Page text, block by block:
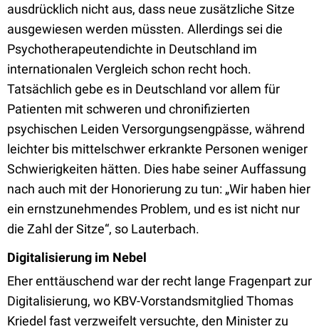
ausdrücklich nicht aus, dass neue zusätzliche Sitze
ausgewiesen werden müssten. Allerdings sei die
Psychotherapeutendichte in Deutschland im
internationalen Vergleich schon recht hoch.
Tatsächlich gebe es in Deutschland vor allem für
Patienten mit schweren und chronifizierten
psychischen Leiden Versorgungsengpässe, während
leichter bis mittelschwer erkrankte Personen weniger
Schwierigkeiten hätten. Dies habe seiner Auffassung
nach auch mit der Honorierung zu tun: „Wir haben hier
ein ernstzunehmendes Problem, und es ist nicht nur
die Zahl der Sitze“, so Lauterbach.
Digitalisierung im Nebel
Eher enttäuschend war der recht lange Fragenpart zur
Digitalisierung, wo KBV-Vorstandsmitglied Thomas
Kriedel fast verzweifelt versuchte, den Minister zu